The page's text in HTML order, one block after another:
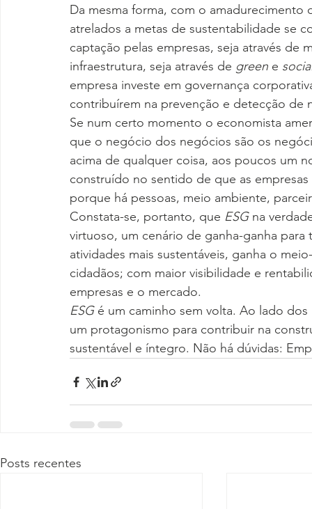
Da mesma forma, com o
atrelados a metas de sustentabilidade se
captação pelas empresas, seja através
infraestrutura, seja através de green e
empresa investe em governança
contribuírem na prevenção e detecção de
Se num certo momento o economista
que o negócio dos negócios são os
acima de qualquer coisa, aos poucos um
construído no sentido de que as
porque há pessoas, meio ambiente,
Constata-se, portanto, que ESG na
virtuoso, um cenário de ganha-ganha
atividades mais sustentáveis, ganha o
cidadãos; com maior visibilidade e
empresas e o mercado.
ESG é um caminho sem volta. Ao lado
um protagonismo para contribuir na
sustentável e íntegro. Não há dúvidas:
Posts recentes